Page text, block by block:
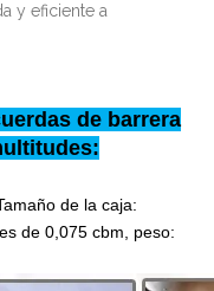
y eficiente a
de barrera
de la caja:
de 0,075 cbm, peso: